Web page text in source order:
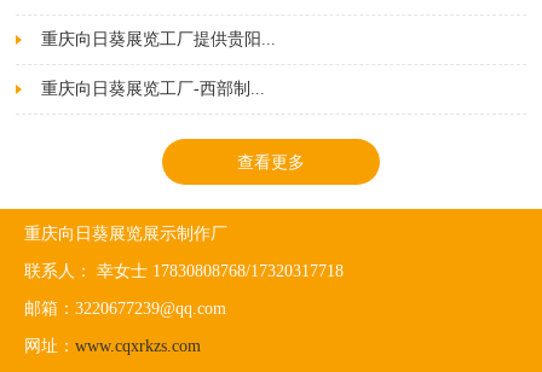
重庆向日葵展览工厂提供贵阳...
重庆向日葵展览工厂-西部制...
查看更多
重庆向日葵展览展示制作厂
联系人： 幸女士 17830808768/17320317718
邮箱：3220677239@qq.com
网址： www.cqxrkzs.com